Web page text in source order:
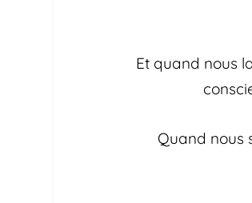
Et quand nous
Quand nous